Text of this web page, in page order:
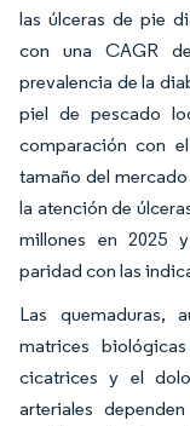
las úlceras de pie
con una CAGR
prevalencia de la
piel de pescado
comparación con
tamaño del
la atención de
millones en 2025
paridad con las
Las quemaduras,
matrices
cicatrices y el
arteriales